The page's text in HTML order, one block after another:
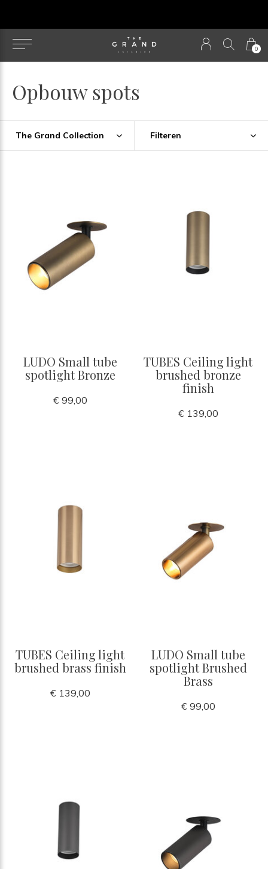
0
Opbouw spots
The Grand Collection Filteren
LUDO Small tube
spotlight Bronze
€ 99,00
TUBES Ceiling light
brushed bronze
finish
€ 139,00
TUBES Ceiling light
brushed brass finish
€ 139,00
LUDO Small tube
spotlight Brushed
Brass
€ 99,00